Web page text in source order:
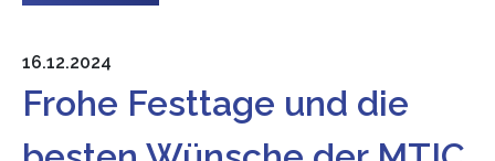
16.12.2024
Frohe Festtage und die